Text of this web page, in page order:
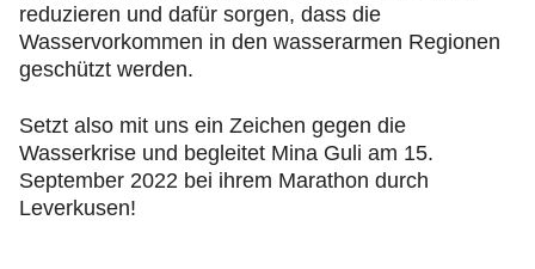
reduzieren und dafür sorgen, dass die
Wasservorkommen in den wasserarmen Regionen
geschützt werden.
Setzt also mit uns ein Zeichen gegen die
Wasserkrise und begleitet Mina Guli am 15.
September 2022 bei ihrem Marathon durch
Leverkusen!